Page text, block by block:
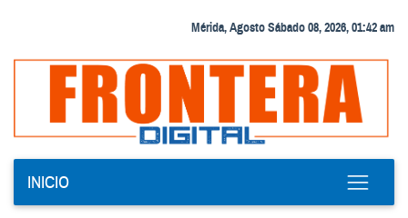
Mérida, Agosto Sábado 08, 2026, 01:42 am
INICIO